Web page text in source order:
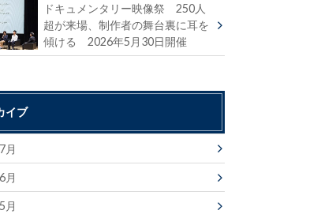
ドキュメンタリー映像祭 250人
超が来場、制作者の舞台裏に耳を
傾ける 2026年5月30日開催
イブ
月
月
月